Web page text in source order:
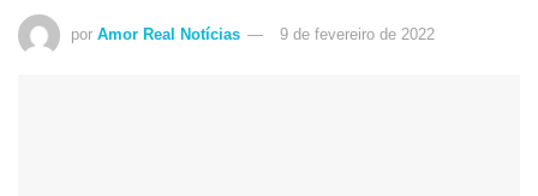
por Amor Real Notícias 9 de fevereiro de 2022